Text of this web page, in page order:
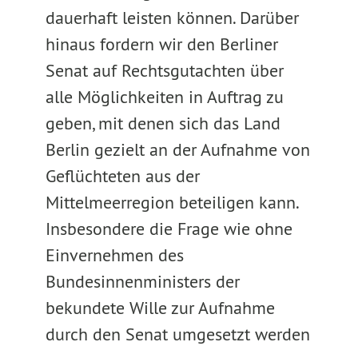
dauerhaft leisten können. Darüber
hinaus fordern wir den Berliner
Senat auf Rechtsgutachten über
alle Möglichkeiten in Auftrag zu
geben, mit denen sich das Land
Berlin gezielt an der Aufnahme von
Geflüchteten aus der
Mittelmeerregion beteiligen kann.
Insbesondere die Frage wie ohne
Einvernehmen des
Bundesinnenministers der
bekundete Wille zur Aufnahme
durch den Senat umgesetzt werden